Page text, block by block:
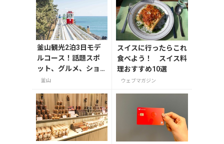
釜山観光2泊3日モデ
ルコース！話題スポ
ット、グルメ、ショ
ッピングを満喫
釜山
スイスに行ったらこれ
食べよう！ スイス料
理おすすめ10選
ウェブマガジン